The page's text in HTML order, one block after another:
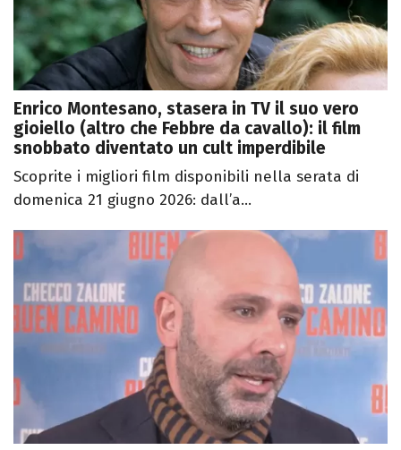
Enrico Montesano, stasera in TV il suo vero
gioiello (altro che Febbre da cavallo): il film
snobbato diventato un cult imperdibile
Scoprite i migliori film disponibili nella serata di
domenica 21 giugno 2026: dall’a...